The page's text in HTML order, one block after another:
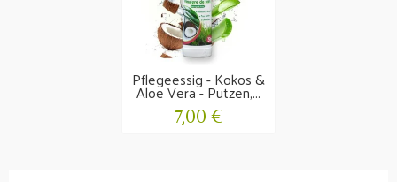
Pflegeessig - Kokos &
Aloe Vera - Putzen,...
7,00 €